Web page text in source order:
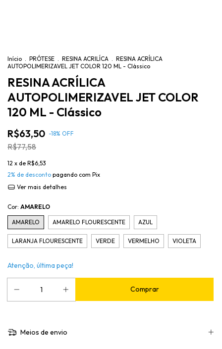
Início . PRÓTESE . RESINA ACRILÍCA . RESINA ACRÍLICA
AUTOPOLIMERIZAVEL JET COLOR 120 ML - Clássico
RESINA ACRÍLICA
AUTOPOLIMERIZAVEL JET COLOR
120 ML - Clássico
R$63,50 -18% OFF
R$77,58
12 x de R$6,53
2% de desconto pagando com Pix
Ver mais detalhes
Cor: AMARELO
AMARELO AMARELO FLOURESCENTE AZUL
LARANJA FLOURESCENTE VERDE VERMELHO VIOLETA
Atenção, última peça!
Meios de envio